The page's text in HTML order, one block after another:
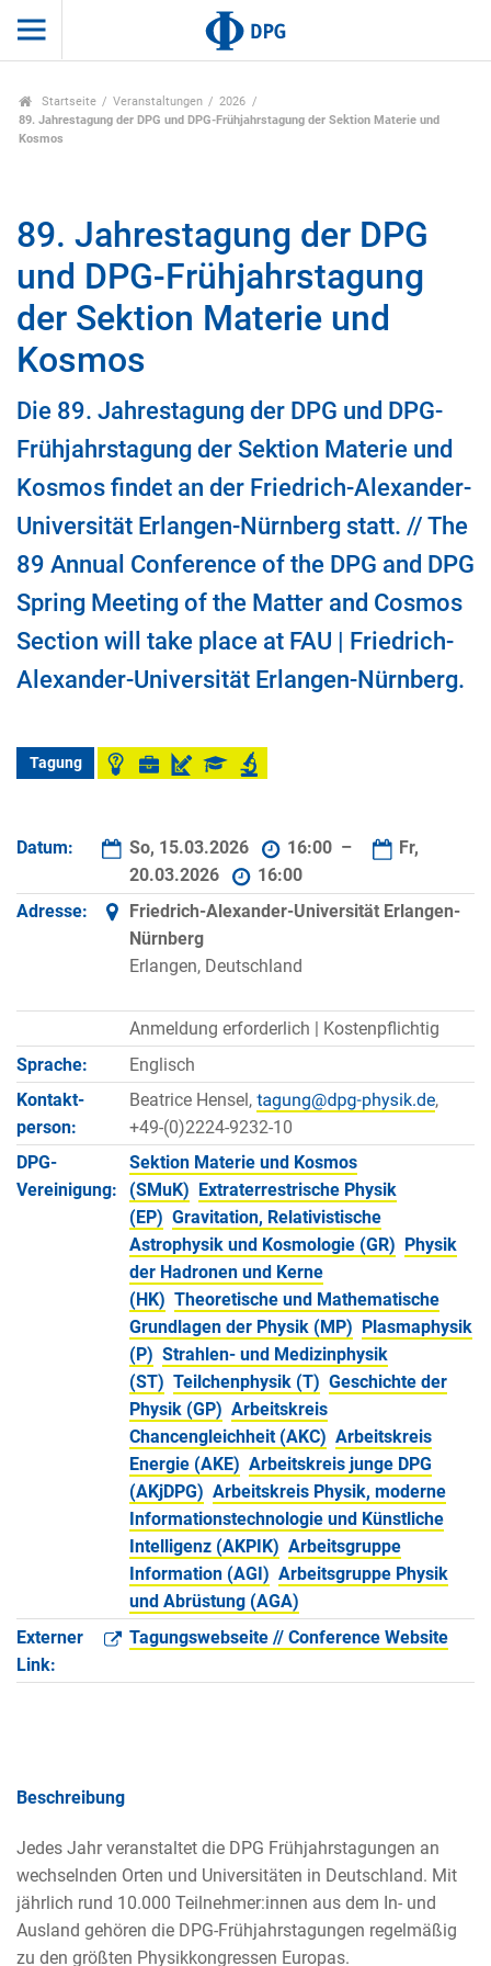
Startseite Veranstaltungen
2026
89. Jahrestagung der DPG und DPG-Frühjahrstagung der Sektion Materie und
Kosmos
89. Jahrestagung der DPG
und DPG-Frühjahrstagung
der Sektion Materie und
Kosmos
Die 89. Jahrestagung der DPG und DPG-
Frühjahrstagung der Sektion Materie und
Kosmos findet an der Friedrich-Alexander-
Universität Erlangen-Nürnberg statt. // The
89 Annual Conference of the DPG and DPG
Spring Meeting of the Matter and Cosmos
Section will take place at FAU | Friedrich-
Alexander-Universität Erlangen-Nürnberg.
Tagung
Datum: So, 15.03.2026 16:00 –
Fr,
20.03.2026
16:00
Adresse:
Friedrich-Alexander-Universität Erlangen-
Nürnberg
Erlangen, Deutschland
Anmeldung erforderlich | Kostenpflichtig
Sprache:
Englisch
Kontakt­
person:
Beatrice Hensel,
,
+49-(0)2224-9232-10
DPG-
Vereinigung:
Sektion Materie und Kosmos
(SMuK)
Extraterrestrische Physik
(EP) Gravitation, Relativistische
Astrophysik und Kosmologie (GR)
Physik
der Hadronen und Kerne
(HK) Theoretische und Mathematische
Grundlagen der Physik (MP)
Plasmaphysik
(P) Strahlen- und Medizinphysik
(ST) Teilchenphysik (T) Geschichte der
Physik (GP) Arbeitskreis
Chancengleichheit (AKC) Arbeitskreis
Energie (AKE) Arbeitskreis junge DPG
(AKjDPG) Arbeitskreis Physik, moderne
Informationstechnologie und Künstliche
Intelligenz (AKPIK) Arbeitsgruppe
Information (AGI) Arbeitsgruppe Physik
und Abrüstung (AGA)
Externer
Link:
Tagungswebseite // Conference Website
Beschreibung
Jedes Jahr veranstaltet die DPG Frühjahrstagungen an
wechselnden Orten und Universitäten in Deutschland. Mit
jährlich rund 10.000 Teilnehmer:innen aus dem In- und
Ausland gehören die DPG-Frühjahrstagungen regelmäßig
zu den größten Physikkongressen Europas.